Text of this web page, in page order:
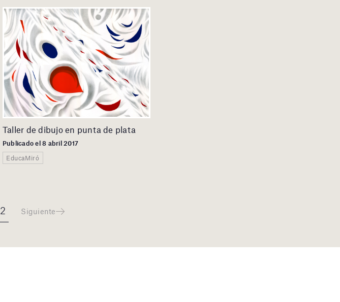
Taller de dibujo en punta de plata
Publicado el 8 abril 2017
EducaMiró
2 Siguiente